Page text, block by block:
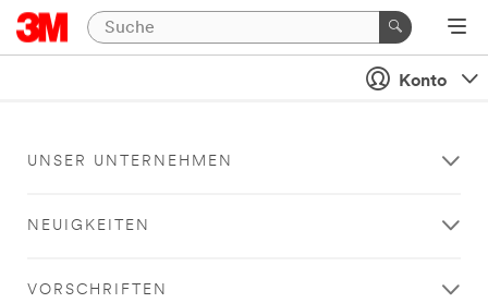
Konto
UNSER UNTERNEHMEN
NEUIGKEITEN
VORSCHRIFTEN